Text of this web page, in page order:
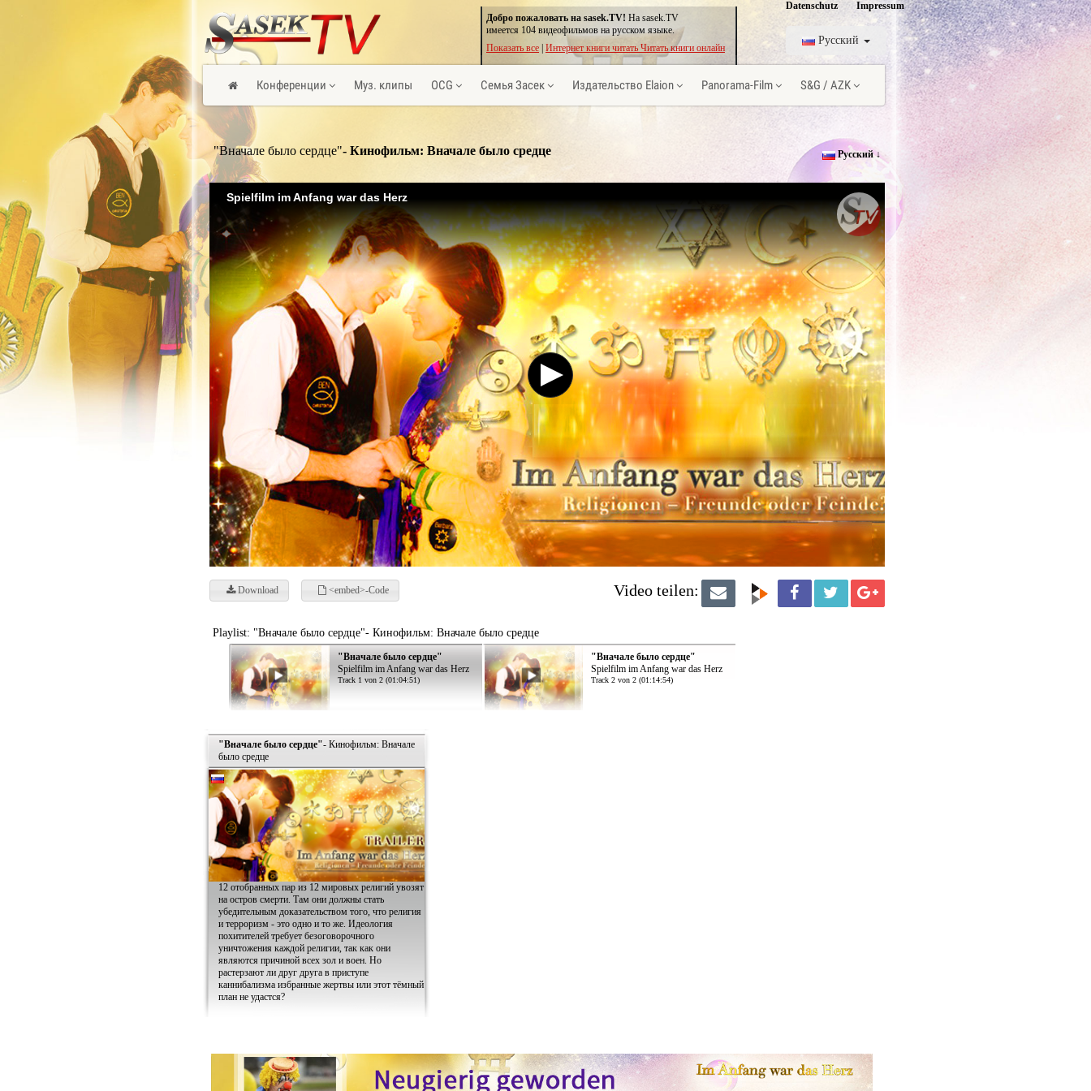
Datenschutz Impressum
Pусский
Конференции Муз. клипы OCG Семья Засек Издательство Elaion Panorama-Film S&G / AZK
Добро пожаловать на sasek.TV! На sasek.TV
имеется 104 видеофильмов на русском языке.
Показать все Интернет книги читать Читать книги онлайн
"Вначале было сердце"- Кинофильм: Вначале было средце Pусский ↓
Spielfilm im Anfang war das Herz
Download <embed>-Code Video teilen:
"Вначале было сердце"- Кинофильм: Вначале
было средце
12 отобранных пар из 12 мировых религий увозят
на остров смерти. Там они должны стать
убедительным доказательством того, что религия
и терроризм - это одно и то же. Идеология
похитителей требует безоговорочного
уничтожения каждой религии, так как они
являются причиной всех зол и воен. Но
растерзают ли друг друга в приступе
каннибализма избранные жертвы или этот тёмный
план не удастся?